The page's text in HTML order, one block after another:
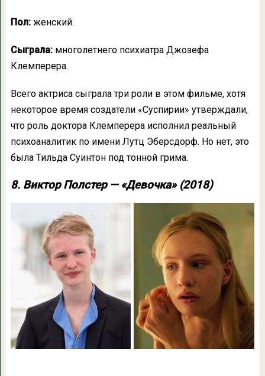
Пол:женский.
Сыграла: многолетнего психиатра Джозефа
Клемперера.
Всего актриса сыграла три роли в этом фильме, хотя
некоторое время создатели «Суспирии» утверждали,
что роль доктора Клемперера исполнил реальный
психоаналитик по имени Лутц Эберсдорф. Но нет, это
была Тильда Суинтон под тонной грима.
8. Виктор Полстер — «Девочка» (2018)